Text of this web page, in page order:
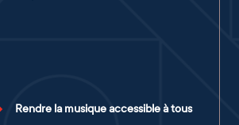
Rendre la musique accessible à tous